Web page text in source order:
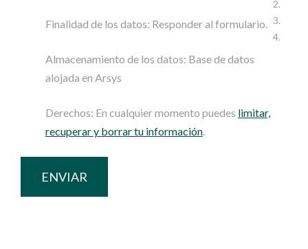
Finalidad de los datos: Responder al formulario.
Almacenamiento de los datos: Base de datos
alojada en Arsys
Derechos: En cualquier momento puedes limitar,
recuperar y borrar tu información.